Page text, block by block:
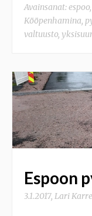
Avainsanat:espoo,
Kööpenhamina,
valtuusto,
Espoon
3.1.2017, Lari